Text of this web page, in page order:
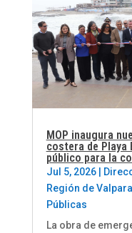
MOP inaugura
costera de Playa
público para la
Jul 5, 2026|
Región de
Públicas
La obra de